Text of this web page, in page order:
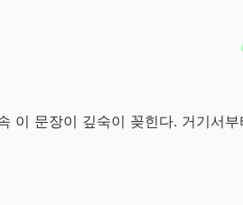
이 문장이 깊숙이 꽂힌다. 거기서